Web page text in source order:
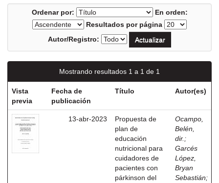
Ordenar por:
En orden:
Resultados por página
Autor/Registro:
Mostrando resultados 1 a 1 de 1
Vista
previa
Fecha de
publicación
Título Autor(es)
13-abr-2023
Propuesta de
plan de
educación
nutricional para
cuidadores de
pacientes con
párkinson del
Ocampo,
Belén,
dir. ;
Garcés
López,
Bryan
Sebastián;